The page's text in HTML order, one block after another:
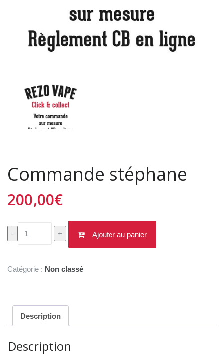
Commande stéphane
200,00€
-
quantité
de
stéphane
+ Ajouter au panier
Catégorie : Non classé
Description
Description